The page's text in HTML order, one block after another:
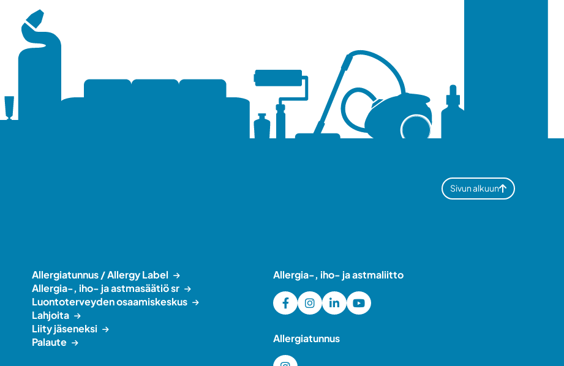
Sivun alkuun
Allergiatunnus / Allergy Label
Allergia-, iho- ja astmasäätiö sr
Luontoterveyden osaamiskeskus
Lahjoita
Liity jäseneksi
Palaute
Allergia-, iho- ja astmaliitto
Allergiatunnus